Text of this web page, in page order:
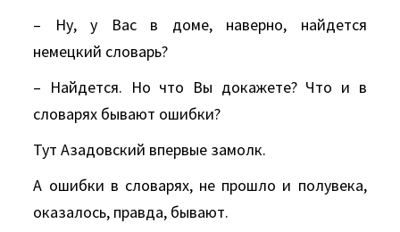
– Ну, у Вас в доме, наверно, найдется
немецкий словарь?
– Найдется. Но что Вы докажете? Что и в
словарях бывают ошибки?
Тут Азадовский впервые замолк.
А ошибки в словарях, не прошло и полувека,
оказалось, правда, бывают.